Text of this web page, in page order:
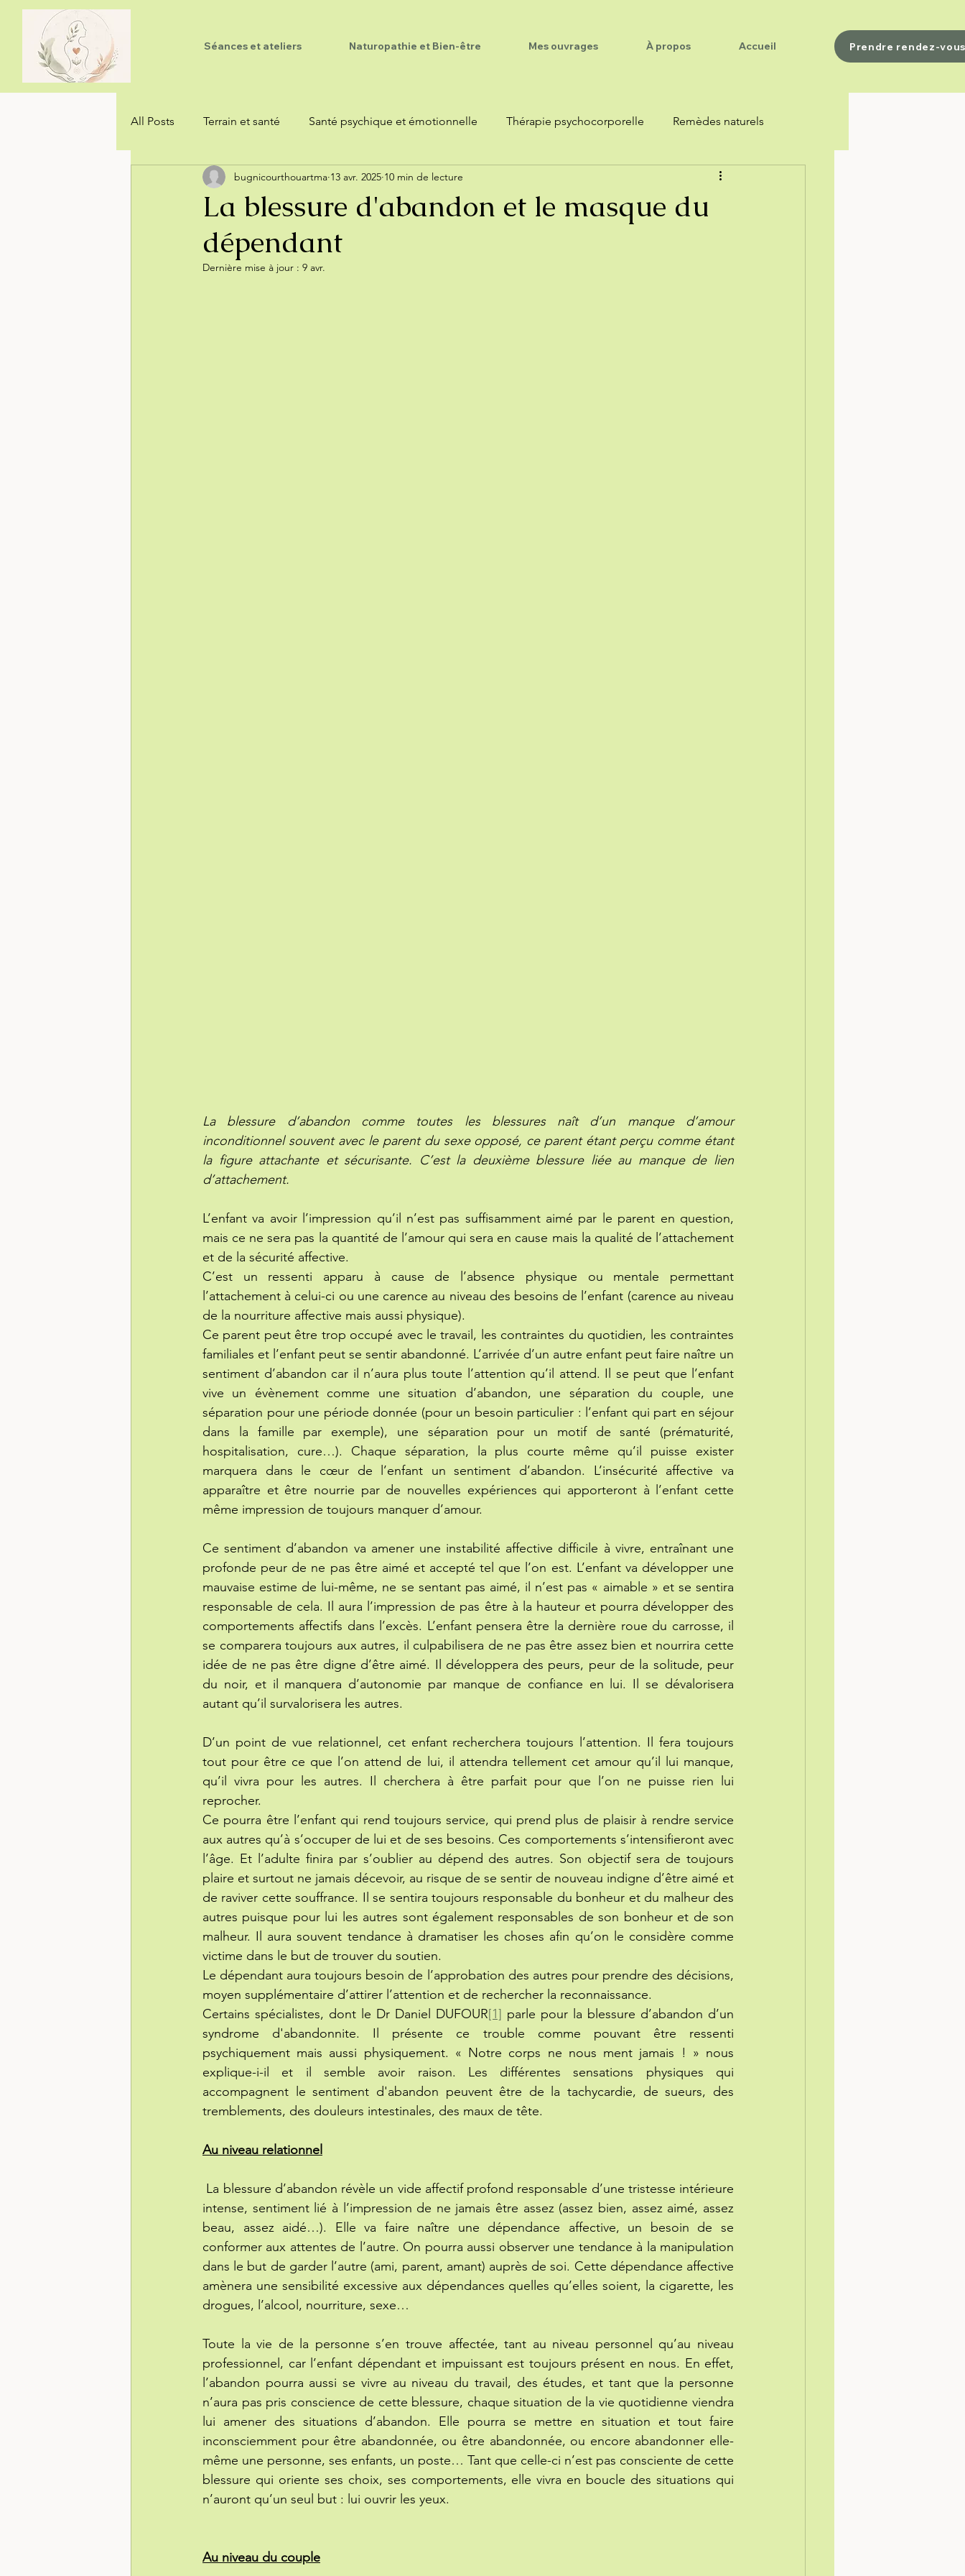
Accueil
À propos
Mes ouvrages
Naturopathie et Bien-être
Séances et ateliers Prendre rendez-
All Posts Terrain et santé Santé psychique et émotionnelle Thérapie psychocorporelle Remèdes naturels
Hygiénisme et vitalisme
La blessure d'abandon et le masque du
dépendant
bugnicourthouartma 13 avr. 2025 10 min de lecture
Dernière mise à jour : 9 avr.
La blessure d’abandon comme toutes les blessures naît d’un manque d’amour
inconditionnel souvent avec le parent du sexe opposé, ce parent étant perçu comme étant
la figure attachante et sécurisante. C’est la deuxième blessure liée au manque de lien
d’attachement.
L’enfant va avoir l’impression qu’il n’est pas suffisamment aimé par le parent en question,
mais ce ne sera pas la quantité de l’amour qui sera en cause mais la qualité de l’attachement
et de la sécurité affective.
C’est un ressenti apparu à cause de l’absence physique ou mentale permettant
l’attachement à celui-ci ou une carence au niveau des besoins de l’enfant (carence au niveau
de la nourriture affective mais aussi physique).
Ce parent peut être trop occupé avec le travail, les contraintes du quotidien, les contraintes
familiales et l’enfant peut se sentir abandonné. L’arrivée d’un autre enfant peut faire naître un
sentiment d’abandon car il n’aura plus toute l’attention qu’il attend. Il se peut que l’enfant
vive un évènement comme une situation d’abandon, une séparation du couple, une
séparation pour une période donnée (pour un besoin particulier : l’enfant qui part en séjour
dans la famille par exemple), une séparation pour un motif de santé (prématurité,
hospitalisation, cure…). Chaque séparation, la plus courte même qu’il puisse exister
marquera dans le cœur de l’enfant un sentiment d’abandon. L’insécurité affective va
apparaître et être nourrie par de nouvelles expériences qui apporteront à l’enfant cette
même impression de toujours manquer d’amour.
Ce sentiment d’abandon va amener une instabilité affective difficile à vivre, entraînant une
profonde peur de ne pas être aimé et accepté tel que l’on est. L’enfant va développer une
mauvaise estime de lui-même, ne se sentant pas aimé, il n’est pas « aimable » et se sentira
responsable de cela. Il aura l’impression de pas être à la hauteur et pourra développer des
comportements affectifs dans l’excès. L’enfant pensera être la dernière roue du carrosse, il
se comparera toujours aux autres, il culpabilisera de ne pas être assez bien et nourrira cette
idée de ne pas être digne d’être aimé. Il développera des peurs, peur de la solitude, peur
du noir, et il manquera d’autonomie par manque de confiance en lui. Il se dévalorisera
autant qu’il survalorisera les autres.
D’un point de vue relationnel, cet enfant recherchera toujours l’attention. Il fera toujours
tout pour être ce que l’on attend de lui, il attendra tellement cet amour qu’il lui manque,
qu’il vivra pour les autres. Il cherchera à être parfait pour que l’on ne puisse rien lui
reprocher.
Ce pourra être l’enfant qui rend toujours service, qui prend plus de plaisir à rendre service
aux autres qu’à s’occuper de lui et de ses besoins. Ces comportements s’intensifieront avec
l’âge. Et l’adulte finira par s’oublier au dépend des autres. Son objectif sera de toujours
plaire et surtout ne jamais décevoir, au risque de se sentir de nouveau indigne d’être aimé et
de raviver cette souffrance. Il se sentira toujours responsable du bonheur et du malheur des
autres puisque pour lui les autres sont également responsables de son bonheur et de son
malheur. Il aura souvent tendance à dramatiser les choses afin qu’on le considère comme
victime dans le but de trouver du soutien.
Le dépendant aura toujours besoin de l’approbation des autres pour prendre des décisions,
moyen supplémentaire d’attirer l’attention et de rechercher la reconnaissance.
Certains spécialistes, dont le Dr Daniel DUFOUR[1] parle pour la blessure d’abandon d’un
syndrome d'abandonnite. Il présente ce trouble comme pouvant être ressenti
psychiquement mais aussi physiquement. « Notre corps ne nous ment jamais ! » nous
explique-i-il et il semble avoir raison. Les différentes sensations physiques qui
accompagnent le sentiment d'abandon peuvent être de la tachycardie, de sueurs, des
tremblements, des douleurs intestinales, des maux de tête.
Au niveau relationnel
La blessure d’abandon révèle un vide affectif profond responsable d’une tristesse intérieure
intense, sentiment lié à l’impression de ne jamais être assez (assez bien, assez aimé, assez
beau, assez aidé…). Elle va faire naître une dépendance affective, un besoin de se
conformer aux attentes de l’autre. On pourra aussi observer une tendance à la manipulation
dans le but de garder l’autre (ami, parent, amant) auprès de soi. Cette dépendance affective
amènera une sensibilité excessive aux dépendances quelles qu’elles soient, la cigarette, les
drogues, l’alcool, nourriture, sexe…
Toute la vie de la personne s’en trouve affectée, tant au niveau personnel qu’au niveau
professionnel, car l’enfant dépendant et impuissant est toujours présent en nous. En effet,
l’abandon pourra aussi se vivre au niveau du travail, des études, et tant que la personne
n’aura pas pris conscience de cette blessure, chaque situation de la vie quotidienne viendra
lui amener des situations d’abandon. Elle pourra se mettre en situation et tout faire
inconsciemment pour être abandonnée, ou être abandonnée, ou encore abandonner elle-
même une personne, ses enfants, un poste… Tant que celle-ci n’est pas consciente de cette
blessure qui oriente ses choix, ses comportements, elle vivra en boucle des situations qui
n’auront qu’un seul but : lui ouvrir les yeux.
Au niveau du couple